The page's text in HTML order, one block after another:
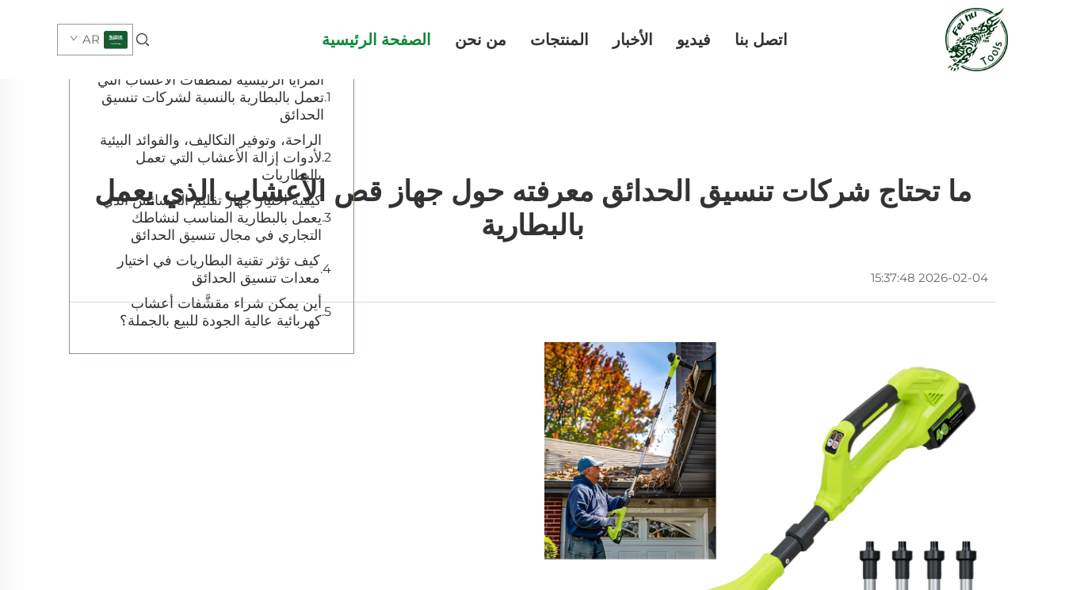
الصفحة الرئيسية من نحن المنتجات الأخبار فيديو اتصل بنا AR
ما تحتاج شركات تنسيق الحدائق معرفته حول جهاز قص الأعشاب الذي يعمل
بالبطارية
2026-02-04 15:37:48
المزايا الرئيسية لمنظِّفات الأعشاب التي
تعمل بالبطارية بالنسبة لشركات تنسيق
الحدائق
الراحة، وتوفير التكاليف، والفوائد البيئية
لأدوات إزالة الأعشاب التي تعمل
بالبطاريات
كيفية اختيار جهاز تقليم الحشائش الذي
يعمل بالبطارية المناسب لنشاطك
التجاري في مجال تنسيق الحدائق
كيف تؤثر تقنية البطاريات في اختيار
معدات تنسيق الحدائق
أين يمكن شراء مقشَّفات أعشاب
كهربائية عالية الجودة للبيع بالجملة؟